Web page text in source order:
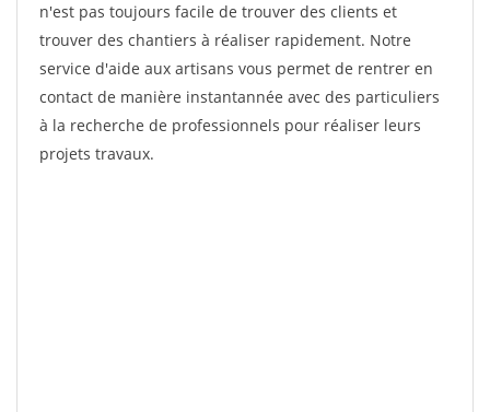
n'est pas toujours facile de trouver des clients et
trouver des chantiers à réaliser rapidement. Notre
service d'aide aux artisans vous permet de rentrer en
contact de manière instantannée avec des particuliers
à la recherche de professionnels pour réaliser leurs
projets travaux.